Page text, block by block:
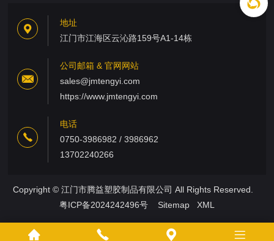
地址
江门市江海区云沁路159号A1-14栋
公司邮箱 & 官网网站
sales@jmtengyi.com
https://www.jmtengyi.com
电话
0750-3986982 / 3986962
13702240266
Copyright © 江门市腾益塑胶制品有限公司 All Rights Reserved.
粤ICP备2024242496号
Sitemap XML